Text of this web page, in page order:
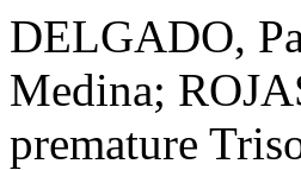
DELGADO,
Medina;
premature